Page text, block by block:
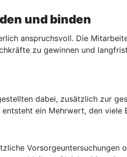
und binden
anspruchsvoll. Die
zu gewinnen und
dabei, zusätzlich zur
ein Mehrwert, den viele